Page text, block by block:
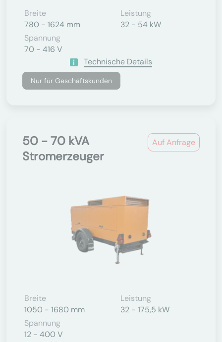
Breite
780 - 1624 mm
Leistung
32 - 54 kW
Spannung
70 - 416 V
Technische Details
Nur für Geschäftskunden
Auf Anfrage
50 - 70 kVA
Stromerzeuger
Breite
1050 - 1680 mm
Leistung
32 - 175,5 kW
Spannung
12 - 400 V